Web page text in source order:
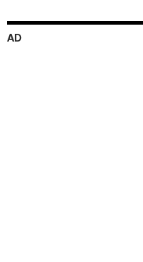
AD